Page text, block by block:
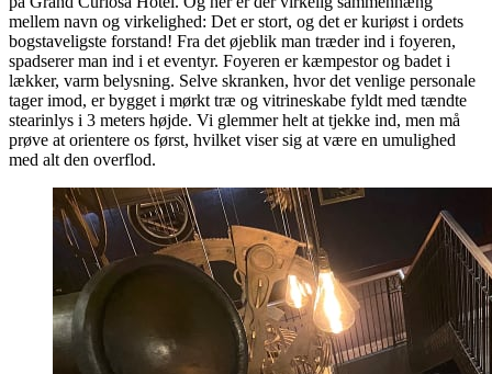
mellem navn og virkelighed: Det er stort, og det er kuriøst i ordets
bogstaveligste forstand! Fra det øjeblik man træder ind i foyeren,
spadserer man ind i et eventyr. Foyeren er kæmpestor og badet i
lækker, varm belysning. Selve skranken, hvor det venlige personale
tager imod, er bygget i mørkt træ og vitrineskabe fyldt med tændte
stearinlys i 3 meters højde. Vi glemmer helt at tjekke ind, men må
prøve at orientere os først, hvilket viser sig at være en umulighed
med alt den overflod.